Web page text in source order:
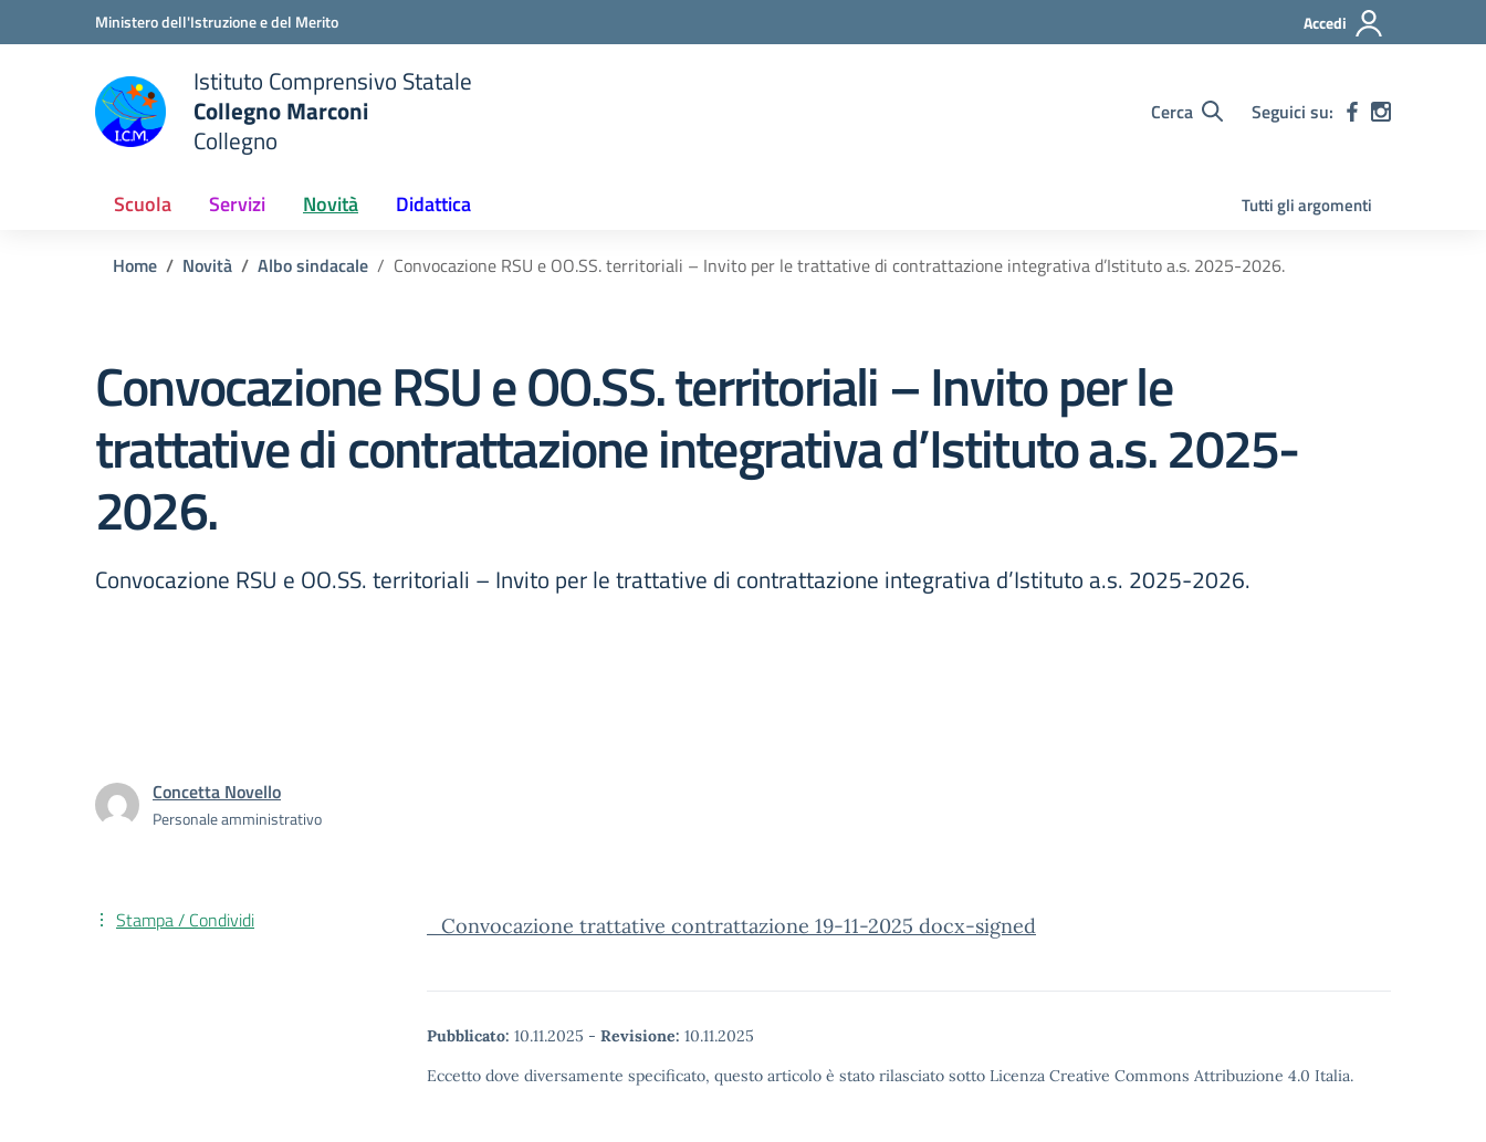
Vai ai contenuti
Vai al menu di navigazioneMinistero dell'Istruzione e del Merito Accedi
Istituto Comprensivo Statale
Collegno Marconi
Collegno
Cerca Seguici su:
Scuola Servizi Novità Didattica Tutti gli argomenti
Home Novità Albo sindacale Convocazione RSU e OO.SS. territoriali – Invito per le trattative di contrattazione integrativa d’Istituto a.s. 2025-2026.
Convocazione RSU e OO.SS. territoriali – Invito per le
trattative di contrattazione integrativa d’Istituto a.s. 2025-
2026.
Convocazione RSU e OO.SS. territoriali – Invito per le trattative di contrattazione integrativa d’Istituto a.s. 2025-2026.
Concetta Novello
Personale amministrativo
_Convocazione trattative contrattazione 19-11-2025 docx-signed
Pubblicato: 10.11.2025 - Revisione: 10.11.2025
Eccetto dove diversamente specificato, questo articolo è stato rilasciato sotto Licenza Creative Commons Attribuzione 4.0 Italia.
Stampa / Condividi